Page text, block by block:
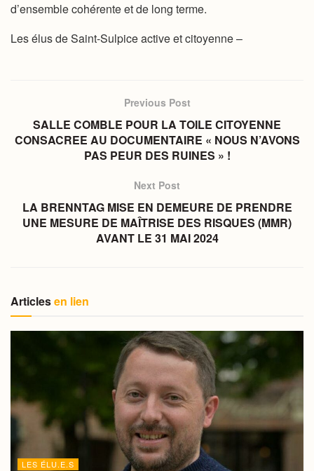
d’ensemble cohérente et de long terme.
Les élus de Saint-Sulpice active et citoyenne –
Previous Post
SALLE COMBLE POUR LA TOILE CITOYENNE
CONSACREE AU DOCUMENTAIRE « NOUS N’AVONS
PAS PEUR DES RUINES » !
Next Post
LA BRENNTAG MISE EN DEMEURE DE PRENDRE
UNE MESURE DE MAÎTRISE DES RISQUES (MMR)
AVANT LE 31 MAI 2024
Articlesen lien
LES ÉLU.E.S